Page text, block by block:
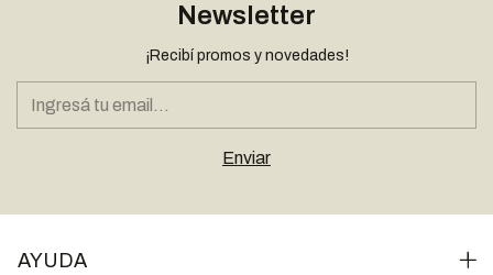
Newsletter
¡Recibí promos y novedades!
AYUDA